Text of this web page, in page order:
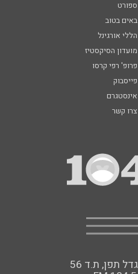
ספורט
באים בטוב
הללי אורגינל
מועדון הסיקסטיז
פרופ' רפי קרסו
פייסבוק
אינסטגרם
צרו קשר